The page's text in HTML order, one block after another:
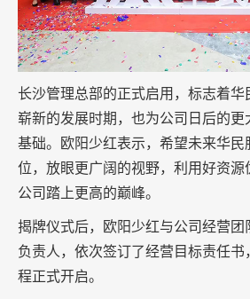
长沙管理总部的正式启用，标志着
崭新的发展时期，也为公司日后的
基础。欧阳少红表示，希望未来华
位，放眼更广阔的视野，利用好资
公司踏上更高的巅峰。
揭牌仪式后，欧阳少红与公司经营
负责人，依次签订了经营目标责任
程正式开启。